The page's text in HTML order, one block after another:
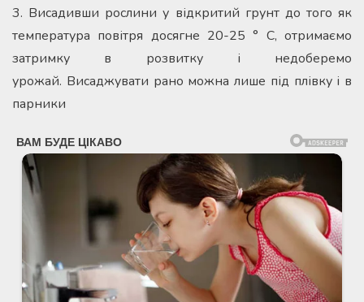
3. Висадивши рослини у відкритий грунт до того як
температура повітря досягне 20-25 ° С, отримаємо
затримку в розвитку і недоберемо
урожай. Висаджувати рано можна лише під плівку і в
парники